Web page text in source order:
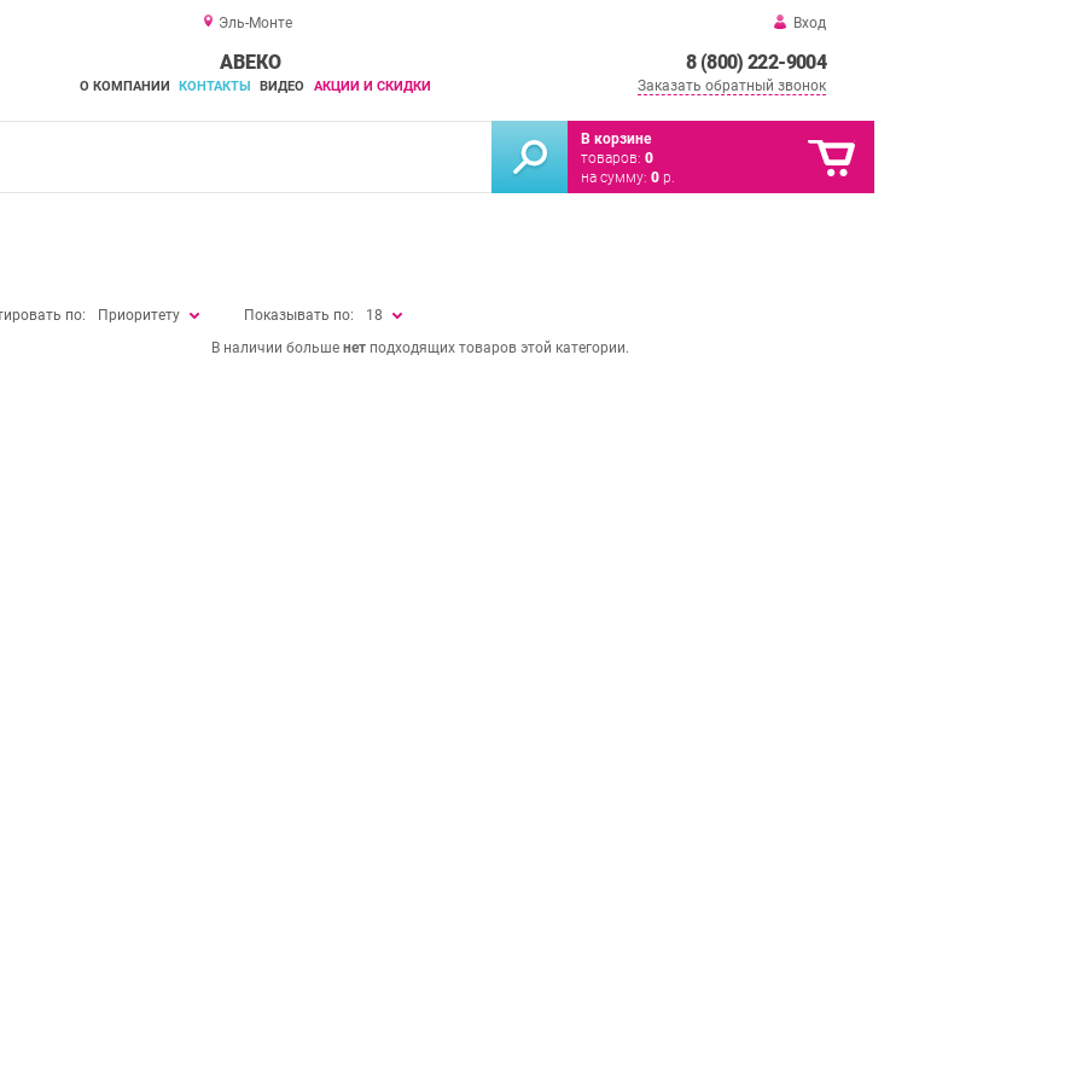
Эль-Монте Вход
8 (800) 222-9004
Заказать обратный звонок
АВЕКО
О КОМПАНИИ КОНТАКТЫ ВИДЕО АКЦИИ И СКИДКИ
В корзине
товаров: 0
на сумму: 0 р.
по: Приоритету Показывать по:
18
В наличии больше нетподходящих товаров этой категории.